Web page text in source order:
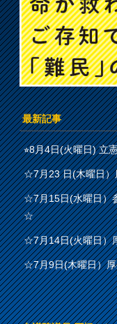
最新記事
⭐︎8月4日(火曜日) 立
☆7月23 日(木曜日
☆7月15日(水曜日）
☆
☆7月14日(火曜日）
☆7月9日(木曜日）